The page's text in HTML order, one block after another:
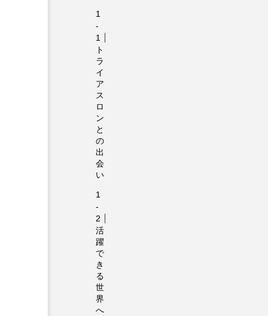
ト
ラ
イ
ア
ス
ロ
ン
と
の
出
会
い
活
躍
で
き
る
世
界
へ